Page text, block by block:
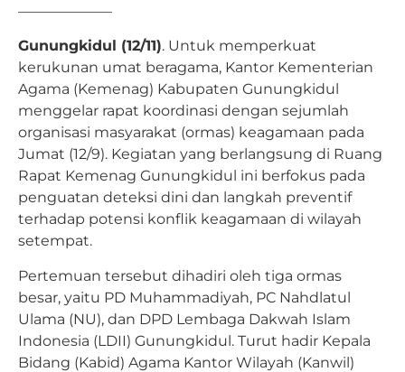
——————–
Gunungkidul (12/11). Untuk memperkuat
kerukunan umat beragama, Kantor Kementerian
Agama (Kemenag) Kabupaten Gunungkidul
menggelar rapat koordinasi dengan sejumlah
organisasi masyarakat (ormas) keagamaan pada
Jumat (12/9). Kegiatan yang berlangsung di Ruang
Rapat Kemenag Gunungkidul ini berfokus pada
penguatan deteksi dini dan langkah preventif
terhadap potensi konflik keagamaan di wilayah
setempat.
Pertemuan tersebut dihadiri oleh tiga ormas
besar, yaitu PD Muhammadiyah, PC Nahdlatul
Ulama (NU), dan DPD Lembaga Dakwah Islam
Indonesia (LDII) Gunungkidul. Turut hadir Kepala
Bidang (Kabid) Agama Kantor Wilayah (Kanwil)